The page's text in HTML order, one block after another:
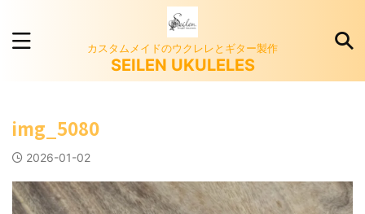
カスタムメイドのウクレレとギター製作
SEILEN UKULELES
img_5080
2026-01-02